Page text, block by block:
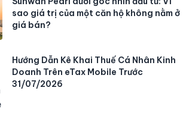
sao giá trị của một căn hộ không nằm ở
giá bán?
Hướng Dẫn Kê Khai Thuế Cá Nhân Kinh
Doanh Trên eTax Mobile Trước
31/07/2026